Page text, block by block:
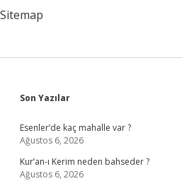
Sitemap
Sidebar
Son Yazılar
Esenler’de kaç mahalle var ?
Ağustos 6, 2026
Kur’an-ı Kerim neden bahseder ?
Ağustos 6, 2026